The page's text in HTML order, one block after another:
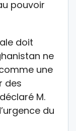
pouvoir
doit
ne
une
des
M.
du